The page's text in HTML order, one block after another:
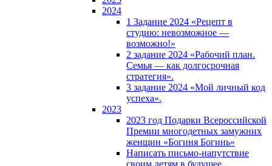
2024
1 Задание 2024 «Рецепт в
студию: невозможное —
возможно!»
2 задание 2024 «Рабочий план.
Семья — как долгосрочная
стратегия».
3 задание 2024 «Мой личный код
успеха».
2023
2023 год Подарки Всероссийской
Премии многодетных замужних
женщин «Богиня Богинь»
Написать письмо-напутствие
своим детям в будущее.